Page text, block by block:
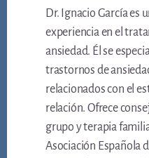
Dr. Ignacio García es
experiencia en el
ansiedad. Él se
trastornos de
relacionados con el
relación. Ofrece
grupo y terapia
Asociación Española